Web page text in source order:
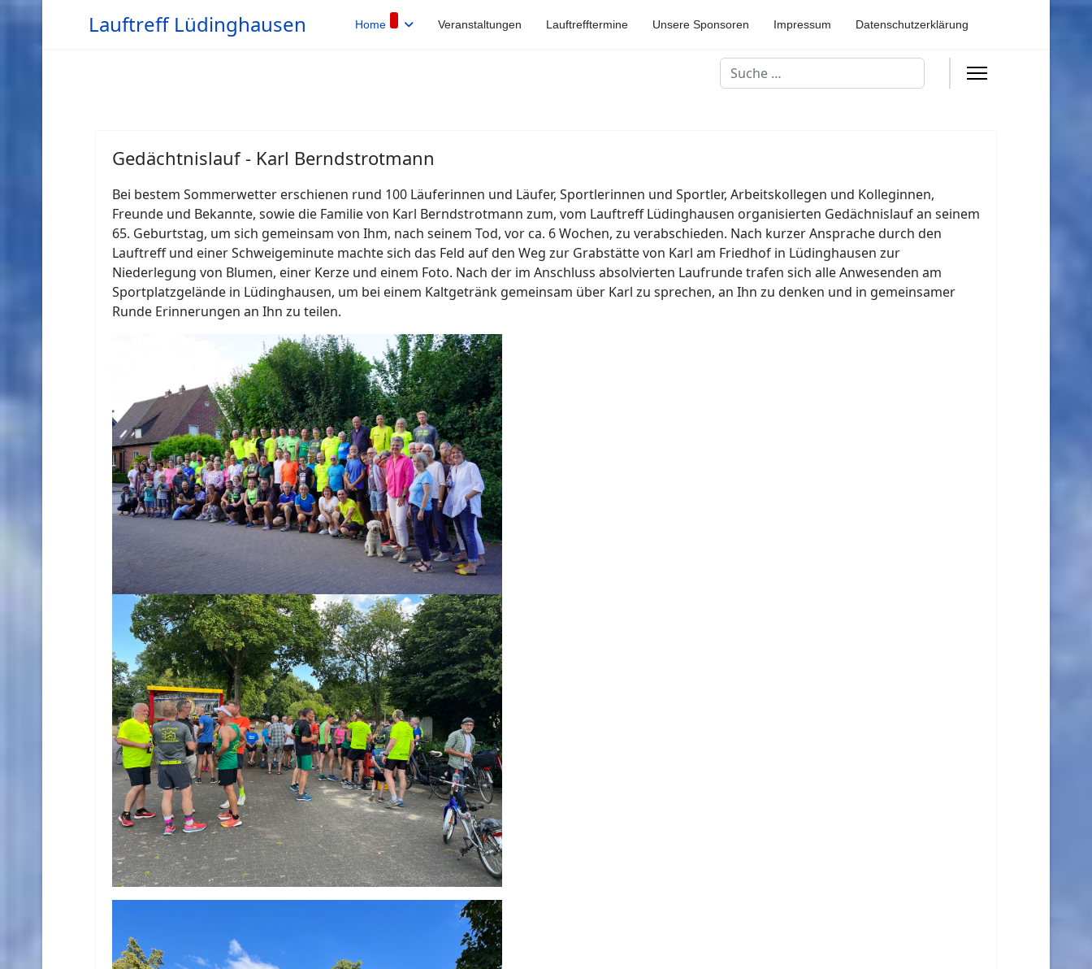
Lauftreff Lüdinghausen Home Veranstaltungen Lauftrefftermine Unsere Sponsoren Impressum Datenschutzerklärung
Suchen
Gedächtnislauf - Karl Berndstrotmann
Bei bestem Sommerwetter erschienen rund 100 Läuferinnen und Läufer, Sportlerinnen und Sportler, Arbeitskollegen und Kolleginnen,
Freunde und Bekannte, sowie die Familie von Karl Berndstrotmann zum, vom Lauftreff Lüdinghausen organisierten Gedächnislauf an seinem
65. Geburtstag, um sich gemeinsam von Ihm, nach seinem Tod, vor ca. 6 Wochen, zu verabschieden. Nach kurzer Ansprache durch den
Lauftreff und einer Schweigeminute machte sich das Feld auf den Weg zur Grabstätte von Karl am Friedhof in Lüdinghausen zur
Niederlegung von Blumen, einer Kerze und einem Foto. Nach der im Anschluss absolvierten Laufrunde trafen sich alle Anwesenden am
Sportplatzgelände in Lüdinghausen, um bei einem Kaltgetränk gemeinsam über Karl zu sprechen, an Ihn zu denken und in gemeinsamer
Runde Erinnerungen an Ihn zu teilen.